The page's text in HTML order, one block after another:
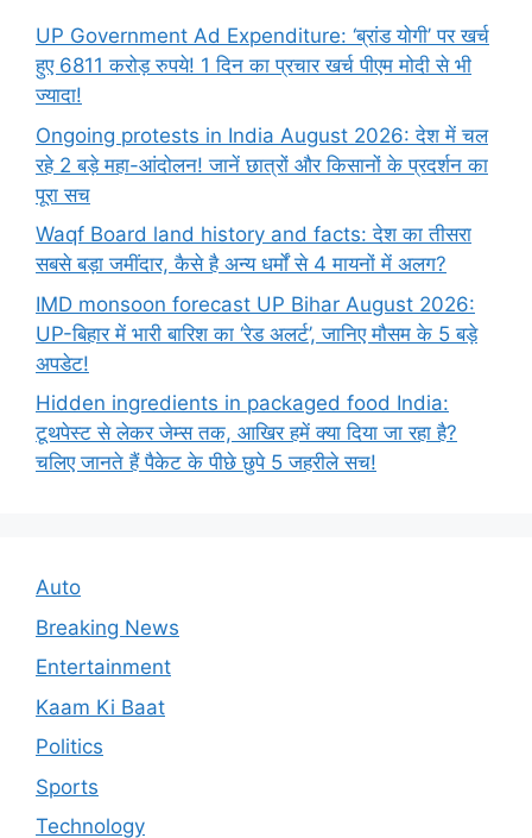
UP Government Ad Expenditure: ‘ब्रांड योगी’ पर खर्च
हुए 6811 करोड़ रुपये! 1 दिन का प्रचार खर्च पीएम मोदी से भी
ज्यादा!
Ongoing protests in India August 2026: देश में चल
रहे 2 बड़े महा-आंदोलन! जानें छात्रों और किसानों के प्रदर्शन का
पूरा सच
Waqf Board land history and facts: देश का तीसरा
सबसे बड़ा जमींदार, कैसे है अन्य धर्मों से 4 मायनों में अलग?
IMD monsoon forecast UP Bihar August 2026:
UP-बिहार में भारी बारिश का ‘रेड अलर्ट’, जानिए मौसम के 5 बड़े
अपडेट!
Hidden ingredients in packaged food India:
टूथपेस्ट से लेकर जेम्स तक, आखिर हमें क्या दिया जा रहा है?
चलिए जानते हैं पैकेट के पीछे छुपे 5 जहरीले सच!
Auto
Breaking News
Entertainment
Kaam Ki Baat
Politics
Sports
Technology